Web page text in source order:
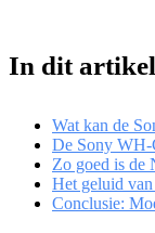
In dit
Wat kan de
De Sony
Zo goed is de
Het geluid
Conclusie: